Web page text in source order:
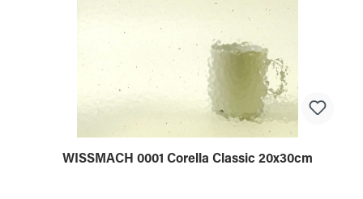
WISSMACH 0001 Corella Classic 20x30cm